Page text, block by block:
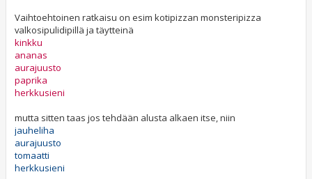
Vaihtoehtoinen ratkaisu on esim kotipizzan monsteripizza
valkosipulidipillä ja täytteinä
kinkku
ananas
aurajuusto
paprika
herkkusieni
mutta sitten taas jos tehdään alusta alkaen itse, niin
jauheliha
aurajuusto
tomaatti
herkkusieni